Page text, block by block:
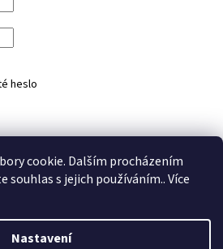
cookie. Dalším procházením
s jejich používáním.. Více
Nastavení
heslo
pro solární energie a fotovoltaiku
Vytvořil Shoptet